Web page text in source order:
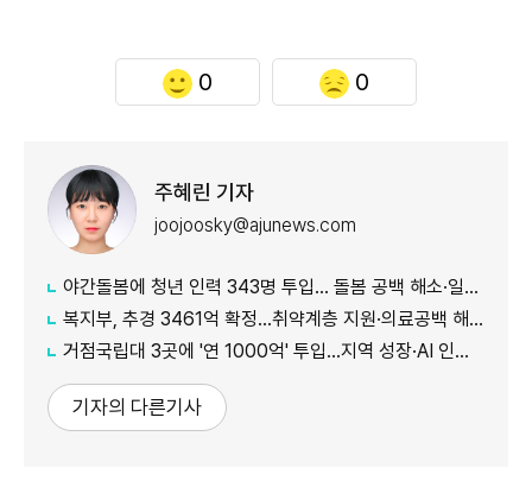
0 0
주혜린 기자
joojoosky@ajunews.com
야간돌봄에 청년 인력 343명 투입… 돌봄 공백 해소·일자리 확대 추진
복지부, 추경 3461억 확정…취약계층 지원·의료공백 해소 강화
거점국립대 3곳에 '연 1000억' 투입…지역 성장·AI 인재 거점 육성
기자의 다른기사